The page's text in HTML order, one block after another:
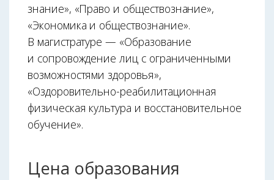
знание», «Право и обществознание»,
«Экономика и обществознание».
В магистратуре — «Образование
и сопровождение лиц с ограниченными
возможностями здоровья»,
«Оздоровительно-реабилитационная
физическая культура и восстановительное
обучение».
Цена образования